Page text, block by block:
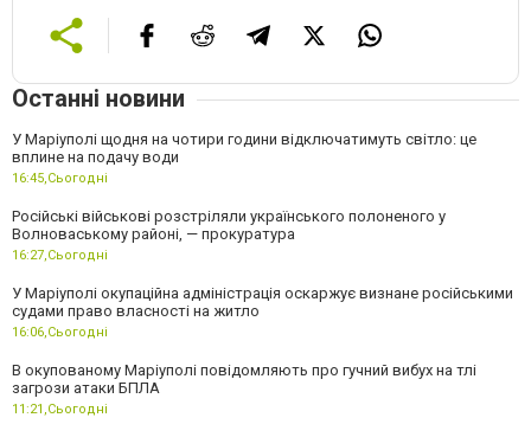
Останні новини
У Маріуполі щодня на чотири години відключатимуть світло: це
вплине на подачу води
16:45,Сьогодні
Російські військові розстріляли українського полоненого у
Волноваському районі, — прокуратура
16:27,Сьогодні
У Маріуполі окупаційна адміністрація оскаржує визнане російськими
судами право власності на житло
16:06,Сьогодні
В окупованому Маріуполі повідомляють про гучний вибух на тлі
загрози атаки БПЛА
11:21,Сьогодні